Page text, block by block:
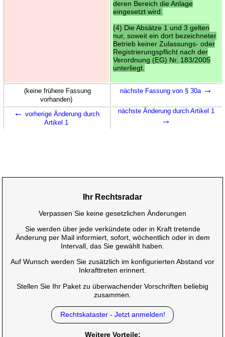
deren Bereich die Anlage
eingesetzt wird.
(4) Die Absätze 1 und 3 gelten
nur, soweit ein dort bezeichneter
Betrieb keiner Zulassungs- oder
Registrierungspflicht nach der
Verordnung (EG) Nr. 183/2005
unterliegt.
(keine frühere Fassung
vorhanden)
nächste Fassung von § 30a →
← vorherige Änderung durch
Artikel 1
nächste Änderung durch Artikel 1
→
Ihr Rechtsradar
Verpassen Sie keine gesetzlichen Änderungen
Sie werden über jede verkündete oder in Kraft tretende
Änderung per Mail informiert, sofort, wöchentlich oder in dem
Intervall, das Sie gewählt haben.
Auf Wunsch werden Sie zusätzlich im konfigurierten Abstand vor
Inkrafttreten erinnert.
Stellen Sie Ihr Paket zu überwachender Vorschriften beliebig
zusammen.
Rechtskataster - Jetzt anmelden!
Weitere Vorteile: